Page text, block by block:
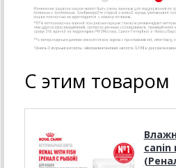
С этим товаром
canin